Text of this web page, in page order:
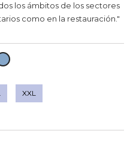
los ámbitos de los sectores
como en la restauración."
XXL